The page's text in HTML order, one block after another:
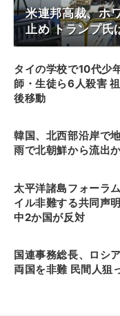
米連邦高裁、ホ
止め トランプ氏
タイの学校で10代少
師・生徒ら6人殺害
後移動
韓国、北西部沿岸で
雨で北朝鮮から流出
太平洋諸島フォーラ
イル非難する共同声
中2か国が反対
国連事務総長、ロシ
両国を非難 民間人狙